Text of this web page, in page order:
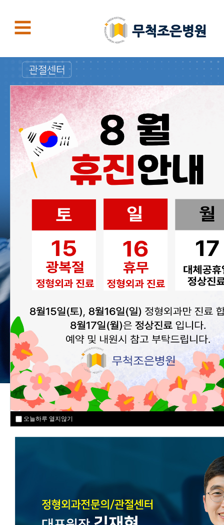
오늘하루 열지않기
오늘하루 열지않기
오늘하루 열지않기
오늘하루 열지않기
오늘하루 열지않기 MEDICAL